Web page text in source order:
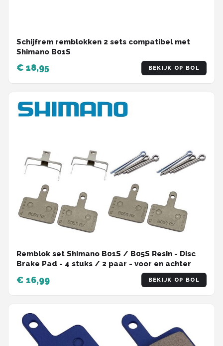
Schijfrem remblokken 2 sets compatibel met
Shimano B01S
€ 18,95 BEKIJK OP BOL
Remblok set Shimano B01S / B05S Resin - Disc
Brake Pad - 4 stuks / 2 paar - voor en achter
€ 16,99 BEKIJK OP BOL